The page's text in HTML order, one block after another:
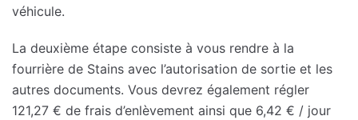
véhicule.
La deuxième étape consiste à vous rendre à la
fourrière de Stains avec l’autorisation de sortie et les
autres documents. Vous devrez également régler
121,27 € de frais d’enlèvement ainsi que 6,42 € / jour